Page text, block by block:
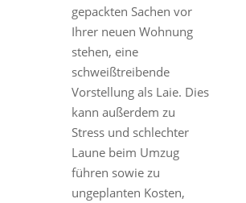
gepackten Sachen vor
Ihrer neuen Wohnung
stehen, eine
schweißtreibende
Vorstellung als Laie. Dies
kann außerdem zu
Stress und schlechter
Laune beim Umzug
führen sowie zu
ungeplanten Kosten,